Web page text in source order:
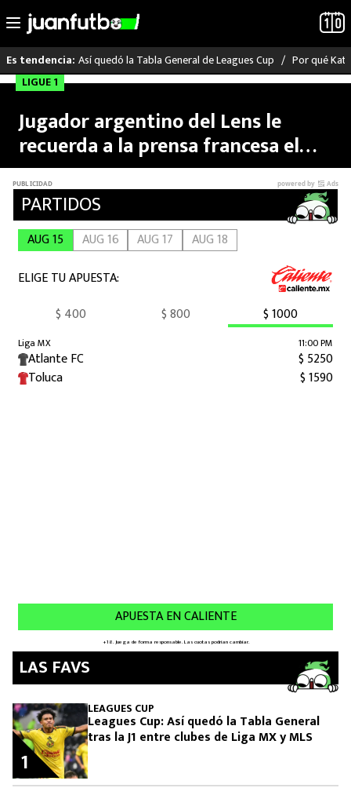
Saltar
contenido
Es tendencia: Así quedó la Tabla General de Leagues Cup Por qué
LIGA MX
PUMAS
ATLANTE
SELECCIÓN MEXICANA
FUTBOL INTERNACIONAL
MEXICANOS EN EL EXTRANJERO
FACUNDO MEDINA
LIGUE 1
Jugador argentino del Lens le
recuerda a la prensa francesa el
Campeonato del Mundo
LAS FAVS
LEAGUES CUP
Leagues Cup: Así quedó la Tabla General
tras la J1 entre clubes de Liga MX y MLS
1